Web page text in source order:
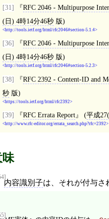
[31] RFC 2046 - Multipurpose
(日) 4時14分46秒版)
http://tools.ietf.org/html/rfc2046#section-5.1.4
[36] RFC 2046 - Multipurpose
(日) 4時14分46秒版)
http://tools.ietf.org/html/rfc2046#section-5.2.3
[38] RFC 2392 - Content-ID and
秒版)
https://tools.ietf.org/html/rfc2392
[39] RFC Errata Report (平成
http://www.rfc-editor.org/errata_search.php?rfc=2392
内容識別子は、それが付与さ